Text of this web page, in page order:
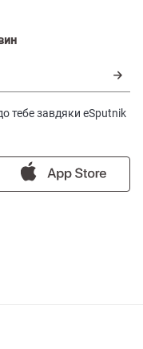
тебе завдяки eSputnik